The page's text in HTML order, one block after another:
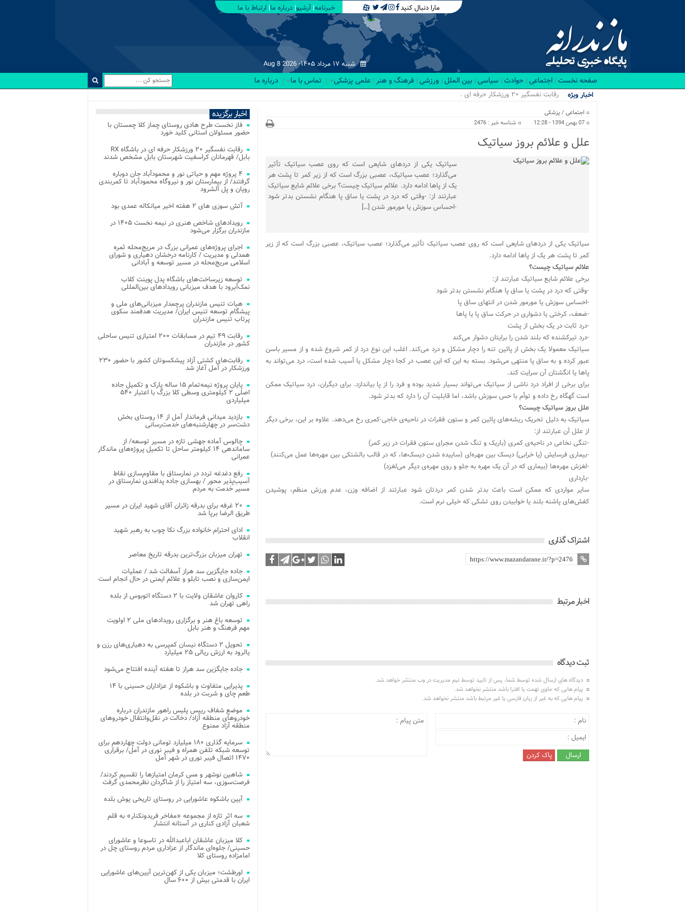
مارا دنبال کنید خبرنامه آرشیو درباره ما ارتباط با ما
شنبه ۱۷ مرداد ۱۴۰۵- Aug 8 2026
صفحه نخست اجتماعی حوادث سیاسی بین الملل ورزشی فرهنگ و هنر علمی پزشکی تماس با ما درباره ما
اخبار ویژه رقابت نفسگیر ۲۰ ورزشکار حرفه ای در باشگاه_
اجتماعی / پزشکی
07 بهمن 1394 - 12:28
شناسه خبر : 2476
علل و علائم بروز سیاتیک
سیاتیک یکی از دردهای شایعی است که روی عصب سیاتیک تأثیر
می‌گذارد؛ عصب سیاتیک، عصبی بزرگ است که از زیر کمر تا پشت هر
یک از پاها ادامه دارد. علائم سیاتیک چیست؟ برخی علائم شایع سیاتیک
عبارتند از: -وقتی که درد در پشت یا ساق پا هنگام نشستن بدتر شود
-احساس سوزش یا مورمور شدن […]
سیاتیک یکی از دردهای شایعی است که روی عصب سیاتیک تأثیر می‌گذارد؛ عصب سیاتیک، عصبی بزرگ است که از زیر
کمر تا پشت هر یک از پاها ادامه دارد.
علائم سیاتیک چیست؟
برخی علائم شایع سیاتیک عبارتند از:
-وقتی که درد در پشت یا ساق پا هنگام نشستن بدتر شود
-احساس سوزش یا مورمور شدن در انتهای ساق پا
-ضعف، کرختی یا دشواری در حرکت ساق پا یا پاها
-درد ثابت در یک بخش از پشت
-درد تیرکشنده که بلند شدن را برایتان دشوار می‌کند
سیاتیک معمولا یک بخش از پائین تنه را دچار مشکل و درد می‌کند. اغلب این نوع درد از کمر شروع شده و از مسیر باسن
عبور کرده و به ساق پا منتهی می‌شود. بسته به این که این عصب در کجا دچار مشکل یا آسیب شده است، درد می‌تواند به
پاها یا انگشتان آن سرایت کند.
برای برخی از افراد درد ناشی از سیاتیک می‌تواند بسیار شدید بوده و فرد را از پا بیاندازد. برای دیگران، درد سیاتیک ممکن
است گهگاه رخ داده و توأم با حس سوزش باشد، اما قابلیت آن را دارد که بدتر شود.
علل بروز سیاتیک چیست؟
سیاتیک به دلیل تحریک ریشه‌های پائین کمر و ستون فقرات در ناحیه‌ی خاجی-کمری رخ می‌دهد. علاوه بر این، برخی دیگر
از علل آن عبارتند از:
-تنگی نخاعی در ناحیه‌ی کمری (باریک و تنگ شدن مجرای ستون فقرات در زیر کمر)
-بیماری فرسایش (یا خرابی) دیسک بین مهره‌ای (ساییده شدن دیسک‌ها، که در قالب بالشتکی بین مهره‌ها عمل می‌کنند)
-لغزش مهره‌ها (بیماری که در آن یک مهره به جلو و روی مهره‌ی دیگر می‌لغزد)
-بارداری
سایر مواردی که ممکن است باعث بدتر شدن کمر دردتان شود عبارتند از اضافه وزن، عدم ورزش منظم، پوشیدن
کفش‌های پاشنه بلند یا خوابیدن روی تشکی که خیلی نرم است.
اشتراک گذاری
اخبار مرتبط
ثبت دیدگاه
دیدگاه های ارسال شده توسط شما، پس از تایید توسط تیم مدیریت در وب منتشر خواهد شد.
پیام هایی که حاوی تهمت یا افترا باشد منتشر نخواهد شد.
پیام هایی که به غیر از زبان فارسی یا غیر مرتبط باشد منتشر نخواهد شد.
اخبار برگزیده
فاز نخست طرح هادی روستای چماز کلا چمستان با
حضور مسئولان استانی کلید خورد
رقابت نفسگیر ۲۰ ورزشکار حرفه ای در باشگاه RX
بابل/ قهرمانان کراسفیت شهرستان بابل مشخص شدند
۴ پروژه مهم و حیاتی نور و محمودآباد جان دوباره
گرفتند/ از بیمارستان نور و نیروگاه محمودآباد تا کمربندی
رویان و پل آلشرود
آتش‌ سوزی‌ های ۲ هفته اخیر میانکاله عمدی بود
رویدادهای شاخص هنری در نیمه نخست ۱۴۰۵ در
مازندران برگزار می‌شود
اجرای پروژه‌های عمرانی بزرگ در مریج‌محله ثمره
همدلی و مدیریت / کارنامه درخشان دهیاری و شورای
اسلامی مریج‌محله در مسیر توسعه و آبادانی
توسعه زیرساخت‌های باشگاه پدل پوینت کلاب
نمک‌آبرود با هدف میزبانی رویدادهای بین‌المللی
هیات تنیس مازندران پرچمدار میزبانی‌های ملی و
پیشگام توسعه تنیس ایران/ مدیریت هدفمند سکوی
پرتاب تنیس مازندران
رقابت ۴۹ تیم در مسابقات ۲۰۰ امتیازی تنیس ساحلی
کشور در مازندران
رقابت‌های کشتی آزاد پیشکسوتان کشور با حضور ۲۳۰
ورزشکار در آمل آغاز شد
پایان پروژه نیمه‌تمام ۱۵ ساله پارک و تکمیل جاده
اصلی ۲ کیلومتری وسطی کلا بزرگ با اعتبار ۵۴۰
میلیاردی
بازدید میدانی فرماندار آمل از ۱۴ روستای بخش
دشت‌سر در چهارشنبه‌های خدمت‌رسانی
چالوس آماده جهشی تازه در مسیر توسعه/ از
ساماندهی ۱۴ کیلومتر ساحل تا تکمیل پروژه‌های ماندگار
عمرانی
رفع دغدغه تردد در نمارستاق با مقاوم‌سازی نقاط
آسیب‌پذیر محور / بهسازی جاده پدافندی نمارستاق در
مسیر خدمت به مردم
۲۰ غرفه برای بدرقه زائران آقای شهید ایران در مسیر
طریق الرضا برپا شد
ادای احترام خانواده بزرگ نکا چوب به رهبر شهید
انقلاب
تهران میزبان بزرگ‌ترین بدرقه تاریخ معاصر
جاده جایگزین سد هراز آسفالت شد / عملیات
ایمن‌سازی و نصب تابلو و علائم ایمنی در حال انجام است
کاروان عاشقان ولایت با ۲ دستگاه اتوبوس از بلده
راهی تهران شد
توسعه باغ هنر و برگزاری رویدادهای ملی ۲ اولویت
مهم فرهنگ و هنر بابل
تحویل ۲ دستگاه نیسان کمپرسی به دهیاری‌های رزن و
یالرود به ارزش ریالی ۲۵ میلیارد
جاده جایگزین سد هراز تا هفته آینده افتتاح می‌شود
پذیرایی متفاوت و باشکوه از عزاداران حسینی با ۱۴
طعم چای و شربت در بلده
موضع شفاف رییس پلیس راهور مازندران درباره
خودروهای منطقه آزاد/ دخالت در نقل‌وانتقال خودروهای
منطقه آزاد ممنوع
سرمایه گذاری ۱۸۰ میلیارد تومانی دولت چهاردهم برای
توسعه شبکه تلفن همراه و فیبر نوری در آمل/ برقراری
۱۴۷۰ اتصال فیبر نوری در شهر آمل
شاهین نوشهر و مس کرمان امتیازها را تقسیم کردند/
فرصت‌سوزی، سه امتیاز را از شاگردان نظرمحمدی گرفت
آیین باشکوه عاشورایی در روستای تاریخی یوش بلده
سه اثر تازه از مجموعه «مفاخر فریدونکنار» به قلم
شعبان آزادی کناری در آستانه انتشار
کلا میزبان عاشقان اباعبدالله در تاسوعا و عاشورای
حسینی/ جلوه‌ای ماندگار از عزاداری مردم روستای چل در
امامزاده روستای کلا
اورطشت؛ میزبان یکی از کهن‌ترین آیین‌های عاشورایی
ایران با قدمتی بیش از ۶۰۰ سال